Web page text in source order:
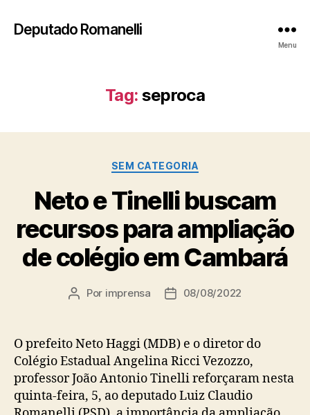
Deputado Romanelli
Menu
Tag: seproca
Categorias
SEM CATEGORIA
Neto e Tinelli buscam
recursos para ampliação
de colégio em Cambará
Autor
Por imprensa
Data08/08/2022
O prefeito Neto Haggi (MDB) e o diretor do
Colégio Estadual Angelina Ricci Vezozzo,
professor João Antonio Tinelli reforçaram nesta
quinta-feira, 5, ao deputado Luiz Claudio